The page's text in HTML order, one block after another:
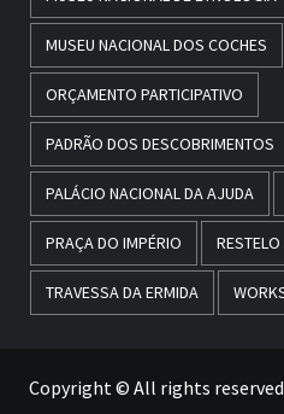
MUSEU NACIONAL DOS COCHES
ORÇAMENTO PARTICIPATIVO
PADRÃO DOS DESCOBRIMENTOS
PALÁCIO NACIONAL DA AJUDA
PRAÇA DO IMPÉRIO RESTELO
TRAVESSA DA ERMIDA
Copyright © All rights